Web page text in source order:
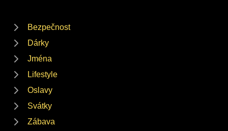
Bezpečnost
Dárky
Jména
Lifestyle
Oslavy
Svátky
Zábava